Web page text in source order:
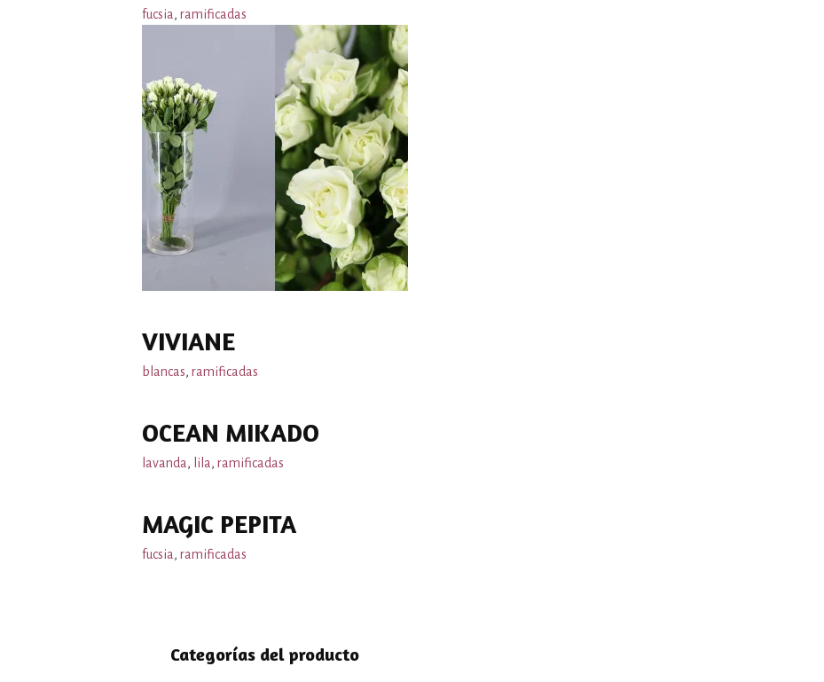
fucsia, ramificadas
VIVIANE
blancas, ramificadas
OCEAN MIKADO
lavanda, lila, ramificadas
MAGIC PEPITA
fucsia, ramificadas
Categorías del producto